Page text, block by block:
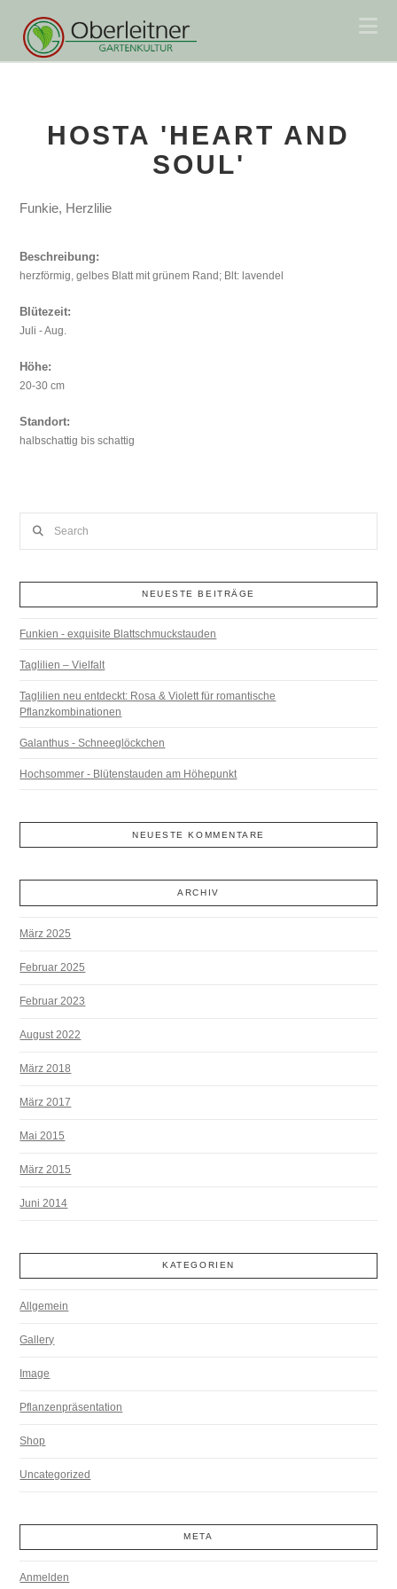
HOSTA 'HEART AND
SOUL'
Funkie, Herzlilie
Beschreibung:
herzförmig, gelbes Blatt mit grünem Rand; Blt: lavendel
Blütezeit:
Juli - Aug.
Höhe:
20-30 cm
Standort:
halbschattig bis schattig
NEUESTE BEITRÄGE
Funkien - exquisite Blattschmuckstauden
Taglilien – Vielfalt
Taglilien neu entdeckt: Rosa & Violett für romantische
Pflanzkombinationen
Galanthus - Schneeglöckchen
Hochsommer - Blütenstauden am Höhepunkt
NEUESTE KOMMENTARE
ARCHIV
März 2025
Februar 2025
Februar 2023
August 2022
März 2018
März 2017
Mai 2015
März 2015
Juni 2014
KATEGORIEN
Allgemein
Gallery
Image
Pflanzenpräsentation
Shop
Uncategorized
META
Anmelden